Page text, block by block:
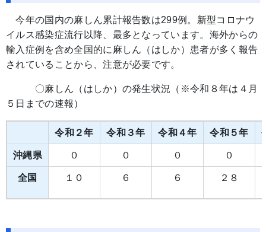
今年の国内の麻しん累計報告数は299例。新型コロナウ
イルス感染症流行以降、最多となっています。海外からの
輸入症例を含め全国的に麻しん（はしか）患者が多く報告
されていることから、注意が必要です。
〇麻しん（はしか）の発生状況（※令和８年は４月
５日までの速報）
令和２年 令和３年 令和４年 令和５年
沖縄県 ０ ０ ０ ０
全国 １０ ６ ６ ２８